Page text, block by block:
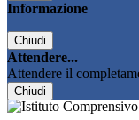
Informazione
Chiudi
Attendere...
Attendere il
Chiudi